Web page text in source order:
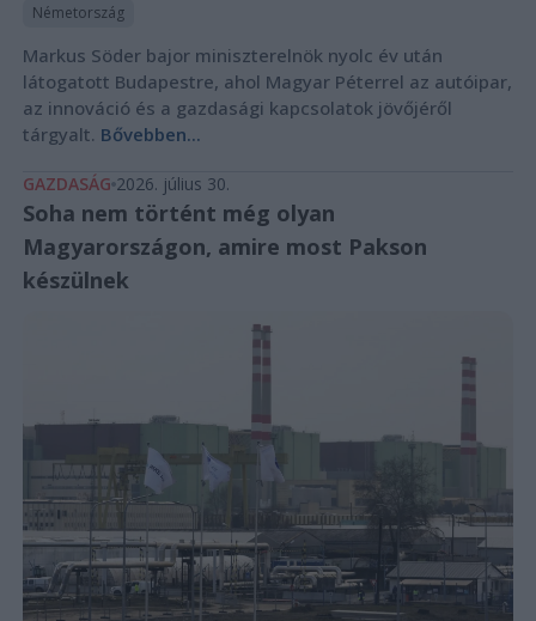
Németország
Markus Söder bajor miniszterelnök nyolc év után
látogatott Budapestre, ahol Magyar Péterrel az autóipar,
az innováció és a gazdasági kapcsolatok jövőjéről
tárgyalt. Bővebben...
GAZDASÁG 2026. július 30.
Soha nem történt még olyan
Magyarországon, amire most Pakson
készülnek